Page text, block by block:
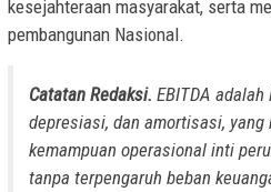
kesejahteraan masyarakat, serta
pembangunan Nasional.
Catatan Redaksi. EBITDA
depresiasi, dan amortisasi,
kemampuan operasional inti
tanpa terpengaruh beban